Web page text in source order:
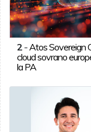
2- Atos Sovereign
cloud sovrano
la PA